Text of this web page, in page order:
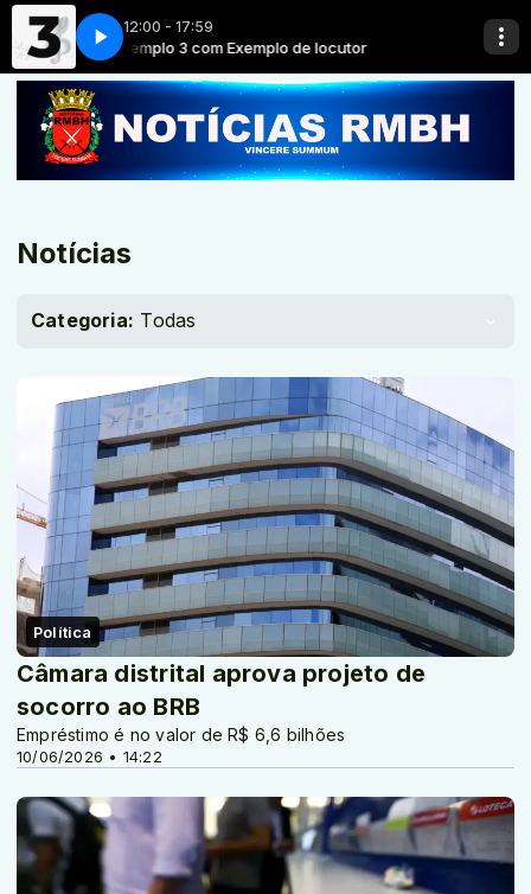
12:00 - 17:59
Exemplo 3 com Exemplo de locutor
Notícias
Categoria: Todas
Política
10/06/2026 • 14:22
Câmara distrital aprova projeto de
socorro ao BRB
Empréstimo é no valor de R$ 6,6 bilhões